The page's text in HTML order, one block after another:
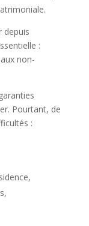
depuis
:
non-
Pourtant, de
: